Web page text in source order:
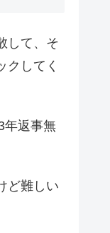
して、そ
クしてく
年返事無
ど難しい